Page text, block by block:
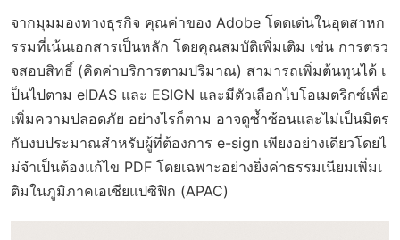
จากมุมมองทางธุรกิจ คุณค่าของ Adobe โดดเด่นในอุตสาหก
รรมที่เน้นเอกสารเป็นหลัก โดยคุณสมบัติเพิ่มเติม เช่น การตรว
จสอบสิทธิ์ (คิดค่าบริการตามปริมาณ) สามารถเพิ่มต้นทุนได้ เ
ป็นไปตาม eIDAS และ ESIGN และมีตัวเลือกไบโอเมตริกซ์เพื่อ
เพิ่มความปลอดภัย อย่างไรก็ตาม อาจดูซ้ำซ้อนและไม่เป็นมิตร
กับงบประมาณสำหรับผู้ที่ต้องการ e-sign เพียงอย่างเดียวโดยไ
ม่จำเป็นต้องแก้ไข PDF โดยเฉพาะอย่างยิ่งค่าธรรมเนียมเพิ่มเ
ติมในภูมิภาคเอเชียแปซิฟิก (APAC)